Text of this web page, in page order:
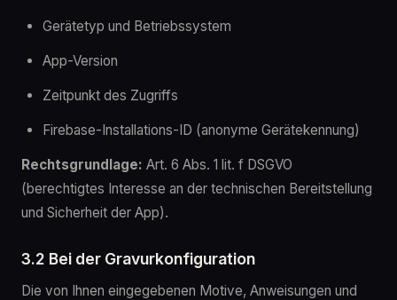
Gerätetyp und Betriebssystem
App-Version
Zeitpunkt des Zugriffs
Firebase-Installations-ID (anonyme Gerätekennung)
Rechtsgrundlage: Art. 6 Abs. 1 lit. f DSGVO
(berechtigtes Interesse an der technischen Bereitstellung
und Sicherheit der App).
3.2 Bei der Gravurkonfiguration
Die von Ihnen eingegebenen Motive, Anweisungen und